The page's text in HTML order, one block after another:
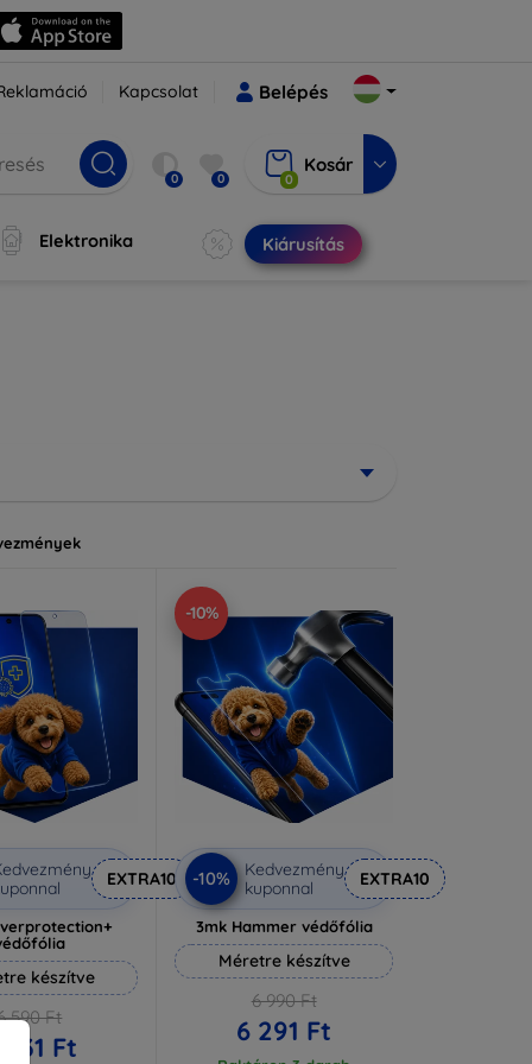
Kapcsolat Belépés
0 0 0
Kosár
Elektronika Kiárusítás
EXTRA10
készítve
590 Ft
931 Ft
-10%
-10%
Kedvezmény
kuponnal
EXTRA10
3mk Hammer védőfólia
Méretre készítve
6 990 Ft
6 291 Ft